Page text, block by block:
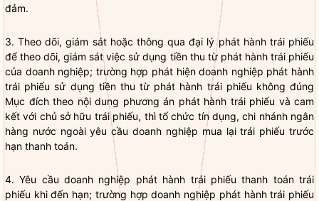
đảm.
3. Theo dõi, giám sát hoặc thông qua đại lý phát hành trái phiếu
để theo dõi, giám sát việc sử dụng tiền thu từ phát hành trái phiếu
của doanh nghiệp; trường hợp phát hiện doanh nghiệp phát hành
trái phiếu sử dụng tiền thu từ phát hành trái phiếu không đúng
Mục đích theo nội dung phương án phát hành trái phiếu và cam
kết với chủ sở hữu trái phiếu, thì tổ chức tín dụng,chi nhánh ngân
hàng nước ngoàiyêu cầu doanh nghiệp mua lại trái phiếu trước
hạn thanh toán.
4. Yêu cầu doanh nghiệp phát hành trái phiếu thanh toán trái
phiếu khi đến hạn; trường hợp doanh nghiệp phát hành trái phiếu